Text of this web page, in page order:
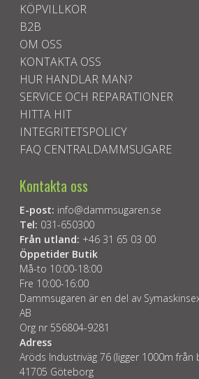
KÖPVILLKOR
B2B
OM OSS
KONTAKTA OSS
HUR HANDLAR MAN?
SERVICE OCH REPARATIONER
HITTA HIT
INTEGRITETSPOLICY
FAQ CENTRALDAMMSUGARE
Kontakta oss
E-post: info@dammsugaren.se
Tel: 031-650300
Från utland: +46 31 65 03 00
Öppetider Butik
Må-to 10:00-18:00
Fre 10:00-16:00
Dammsugaren är en del av
AB
Org nr 556804-9281
Adress
Aröds Industriväg 76 (ligger 1000m från
41705 Göteborg